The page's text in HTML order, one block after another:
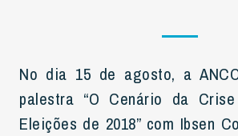
No dia 15 de agosto, a
palestra “O Cenário da
Eleições de 2018” com Ibsen